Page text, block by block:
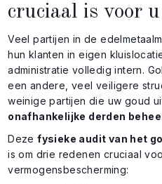
cruciaal is voor
Veel partijen in de
hun klanten in eigen
administratie volledig intern.
een andere, veel veiligere
weinige partijen die uw goud
onafhankelijke derden
Dezefysieke audit van het
is om drie redenen cruciaal
vermogensbescherming: